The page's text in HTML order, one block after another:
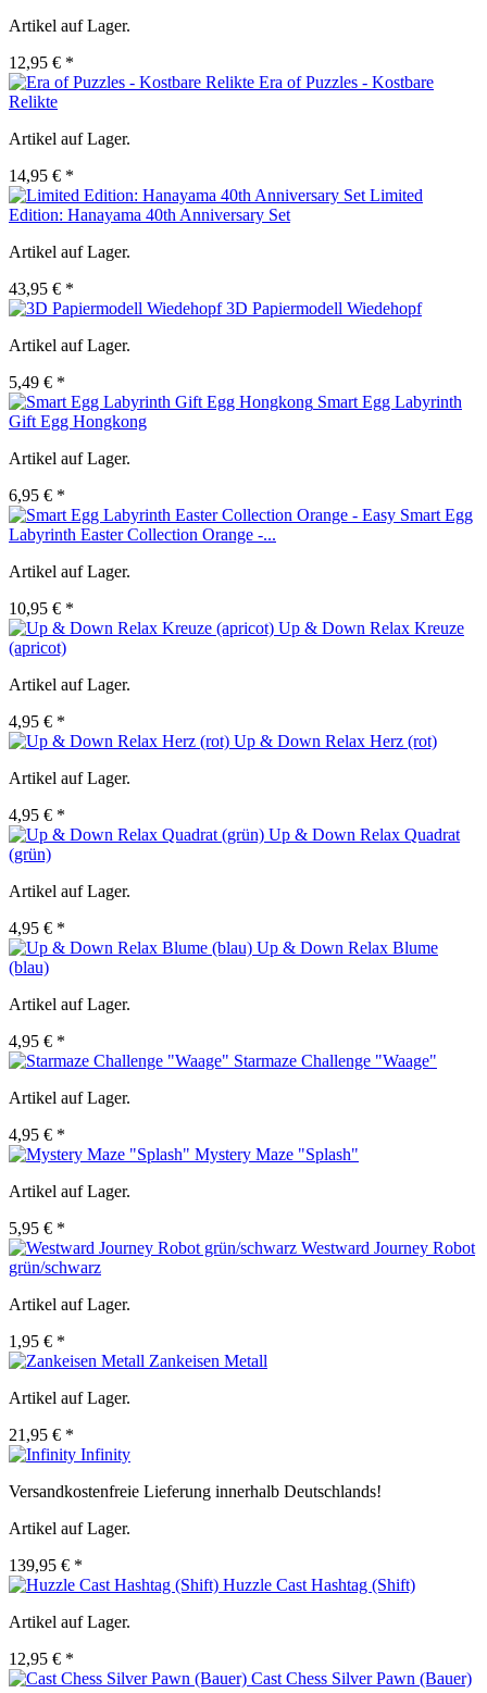
Artikel auf Lager.
12,95 € *
Era of Puzzles - Kostbare
Relikte
Artikel auf Lager.
14,95 € *
Limited
Edition: Hanayama 40th Anniversary Set
Artikel auf Lager.
43,95 € *
3D Papiermodell Wiedehopf
Artikel auf Lager.
5,49 € *
Smart Egg Labyrinth
Gift Egg Hongkong
Artikel auf Lager.
6,95 € *
Smart Egg
Labyrinth Easter Collection Orange -...
Artikel auf Lager.
10,95 € *
Up & Down Relax Kreuze
(apricot)
Artikel auf Lager.
4,95 € *
Up & Down Relax Herz (rot)
Artikel auf Lager.
4,95 € *
Up & Down Relax Quadrat
(grün)
Artikel auf Lager.
4,95 € *
Up & Down Relax Blume
(blau)
Artikel auf Lager.
4,95 € *
Starmaze Challenge "Waage"
Artikel auf Lager.
4,95 € *
Mystery Maze "Splash"
Artikel auf Lager.
5,95 € *
Westward Journey Robot
grün/schwarz
Artikel auf Lager.
1,95 € *
Zankeisen Metall
Artikel auf Lager.
21,95 € *
Infinity
Versandkostenfreie Lieferung innerhalb Deutschlands!
Artikel auf Lager.
139,95 € *
Huzzle Cast Hashtag (Shift)
Artikel auf Lager.
12,95 € *
Cast Chess Silver Pawn (Bauer)